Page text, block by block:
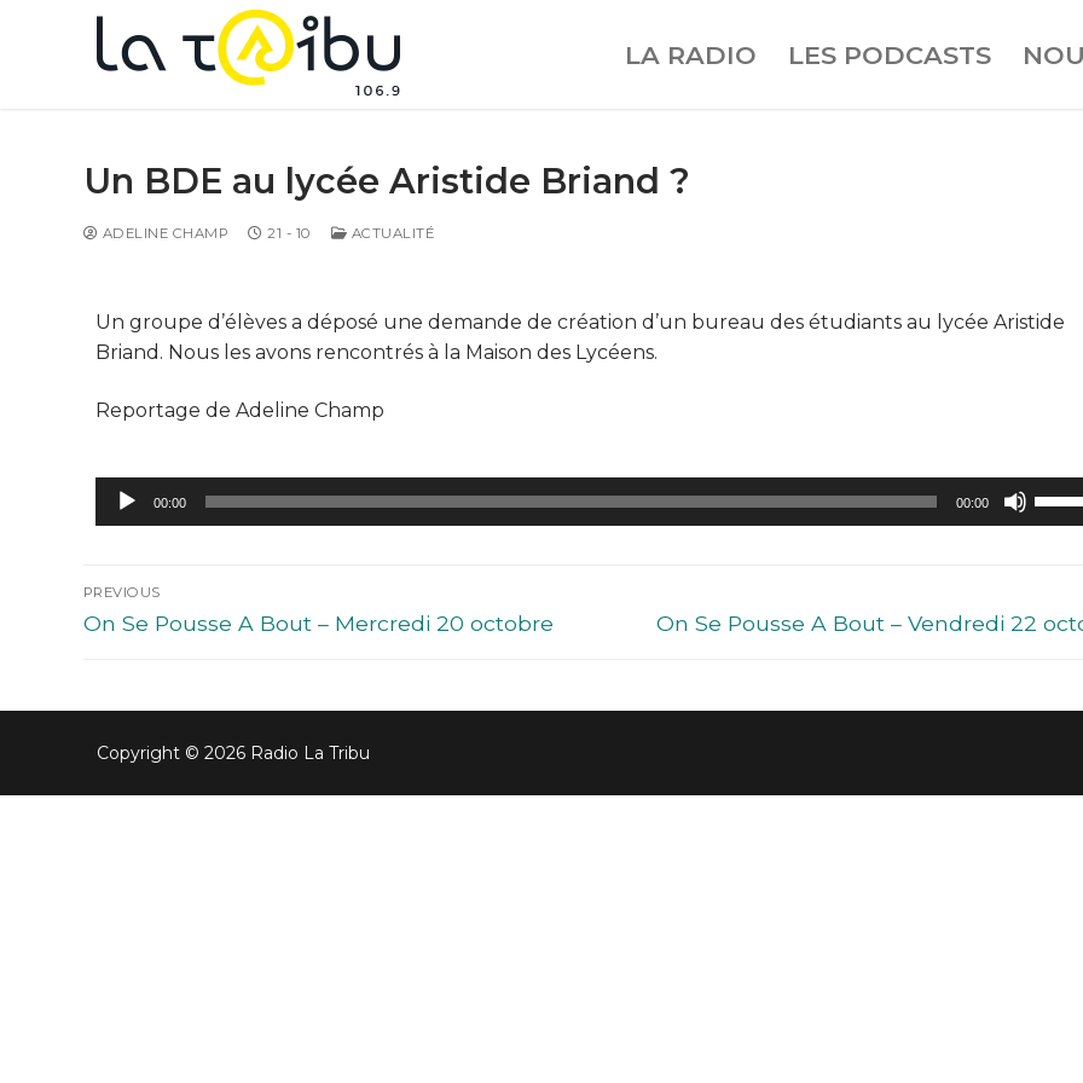
LA RADIO LES PODCASTS
Un BDE au lycée Aristide Briand ?
ADELINE CHAMP 21 - 10 ACTUALITÉ
Un groupe d’élèves a déposé une demande de création d’un bureau des étudiants au lycée Aristide
Briand. Nous les avons rencontrés à la Maison des Lycéens.
Reportage de Adeline Champ
Lecteur
audio
00:00 00:00
les
pour
PREVIOUS
On Se Pousse A Bout – Mercredi 20 octobre On Se Pousse A Bout – Vendredi 22
Copyright © 2026 Radio La Tribu